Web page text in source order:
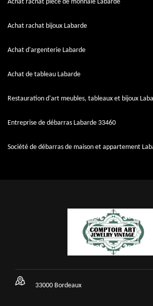
Achat rachat pièce de monnaie Labarde
Achat rachat bijoux Labarde
Achat d'argenterie Labarde
Achat de tableau Labarde
Restauration d'art meubles, tableaux et bijoux
Entreprise de débarras Labarde 33460
Société de débarras de maison et appartement
33000 Bordeaux